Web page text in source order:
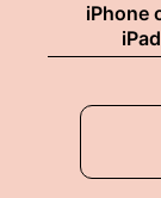
iPhone
iPad